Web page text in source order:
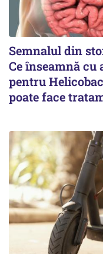
Semnalul din
Ce înseamnă
pentru
poate face